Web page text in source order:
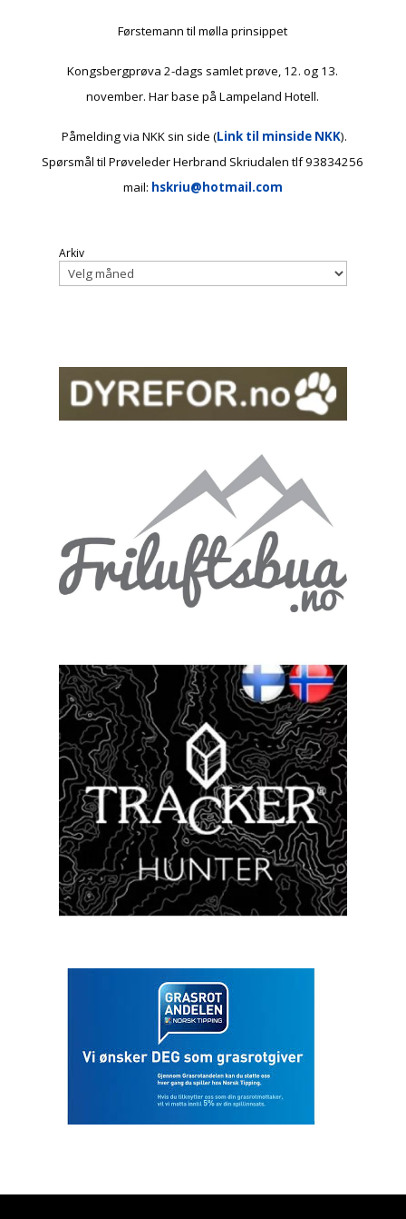
Førstemann til mølla prinsippet
Kongsbergprøva 2-dags samlet prøve, 12. og 13.
november. Har base på Lampeland Hotell.
Påmelding via NKK sin side (Link til minside NKK).
Spørsmål til Prøveleder Herbrand Skriudalen tlf 93834256
mail: hskriu@hotmail.com
Arkiv